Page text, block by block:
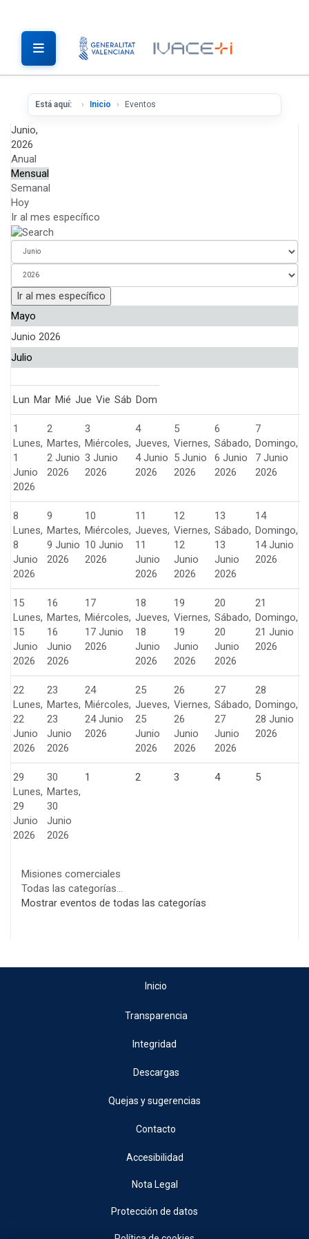
Está aquí: Inicio Eventos
Junio,
2026
Anual
Mensual
Semanal
Hoy
Ir al mes específico
Ir al mes específico
Mayo
Junio 2026
Julio
Lun Mar Mié Jue Vie Sáb Dom
1
Lunes,
1
Junio
2026
2
Martes,
2 Junio
2026
3
Miércoles,
3 Junio
2026
4
Jueves,
4 Junio
2026
5
Viernes,
5 Junio
2026
6
Sábado,
6 Junio
2026
7
Domingo,
7 Junio
2026
8
Lunes,
8
Junio
2026
9
Martes,
9 Junio
2026
10
Miércoles,
10 Junio
2026
11
Jueves,
11
Junio
2026
12
Viernes,
12
Junio
2026
13
Sábado,
13
Junio
2026
14
Domingo,
14 Junio
2026
15
Lunes,
15
Junio
2026
16
Martes,
16
Junio
2026
17
Miércoles,
17 Junio
2026
18
Jueves,
18
Junio
2026
19
Viernes,
19
Junio
2026
20
Sábado,
20
Junio
2026
21
Domingo,
21 Junio
2026
22
Lunes,
22
Junio
2026
23
Martes,
23
Junio
2026
24
Miércoles,
24 Junio
2026
25
Jueves,
25
Junio
2026
26
Viernes,
26
Junio
2026
27
Sábado,
27
Junio
2026
28
Domingo,
28 Junio
2026
29
Lunes,
29
Junio
2026
30
Martes,
30
Junio
2026
1 2 3 4 5
Misiones comerciales
Todas las categorías...
Mostrar eventos de todas las categorías
Inicio
Transparencia
Integridad
Descargas
Quejas y sugerencias
Contacto
Accesibilidad
Nota Legal
Protección de datos